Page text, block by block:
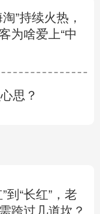
”持续火热，
为啥爱上“中
思？
到“长红”，老
跨过几道坎？